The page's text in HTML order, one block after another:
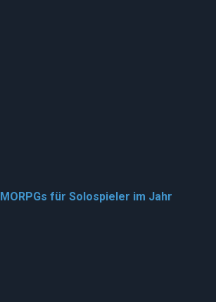
für Solospieler im Jahr